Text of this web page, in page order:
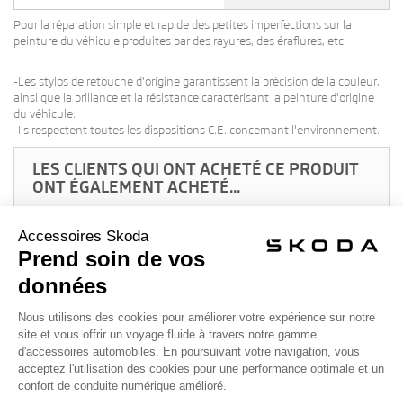
Pour la réparation simple et rapide des petites imperfections sur la
peinture du véhicule produites par des rayures, des éraflures, etc.
-Les stylos de retouche d'origine garantissent la précision de la couleur,
ainsi que la brillance et la résistance caractérisant la peinture d'origine
du véhicule.
-Ils respectent toutes les dispositions C.E. concernant l'environnement.
LES CLIENTS QUI ONT ACHETÉ CE PRODUIT
ONT ÉGALEMENT ACHETÉ...
2,00 €
LAVE-GLACE CONCENTRÉ ÉTÉ/HIVER 250ML